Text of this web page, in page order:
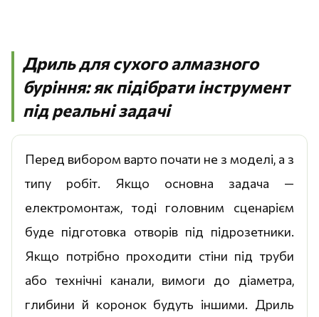
Дриль для сухого алмазного
буріння: як підібрати інструмент
під реальні задачі
Перед вибором варто почати не з моделі, а з
типу робіт. Якщо основна задача —
електромонтаж, тоді головним сценарієм
буде підготовка отворів під підрозетники.
Якщо потрібно проходити стіни під труби
або технічні канали, вимоги до діаметра,
глибини й коронок будуть іншими. Дриль